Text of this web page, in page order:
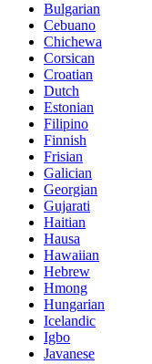
Bulgarian
Cebuano
Chichewa
Corsican
Croatian
Dutch
Estonian
Filipino
Finnish
Frisian
Galician
Georgian
Gujarati
Haitian
Hausa
Hawaiian
Hebrew
Hmong
Hungarian
Icelandic
Igbo
Javanese